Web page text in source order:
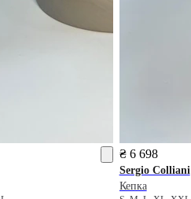
₴ 6 698
Sergio Colliani
Кепка